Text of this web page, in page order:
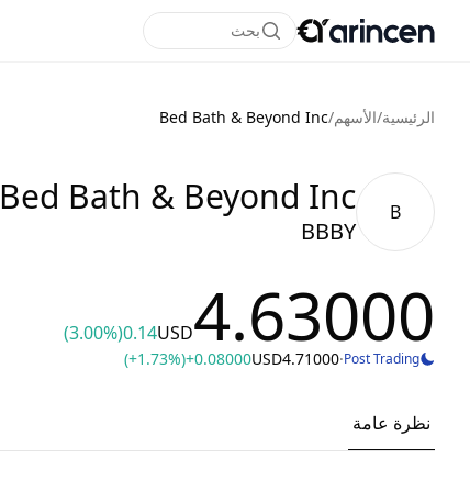
بحث
الرئيسية/الأسهم/
Bed Bath & Beyond Inc
B
Bed Bath & Beyond Inc
BBBY
4.63000
USD
0.14
(3.00%)
Post Trading
·
4.71000
USD
+0.08000
(+1.73%)
نظرة عامة